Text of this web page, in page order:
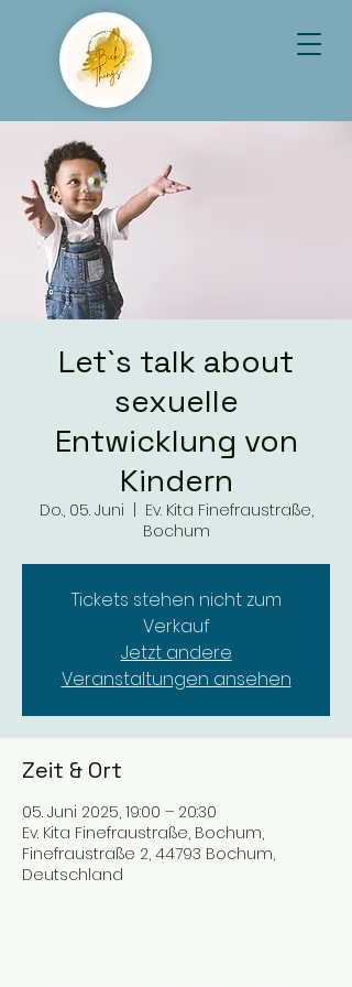
Let`s talk about
sexuelle
Entwicklung von
Kindern
Do., 05. Juni
Ev. Kita Finefraustraße,
Bochum
Tickets stehen nicht zum
Verkauf
Jetzt andere
Veranstaltungen ansehen
Zeit & Ort
05. Juni 2025, 19:00 – 20:30
Ev. Kita Finefraustraße, Bochum,
Finefraustraße 2, 44793 Bochum,
Deutschland